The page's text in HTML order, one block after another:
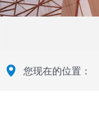
넹 您现在的位置：